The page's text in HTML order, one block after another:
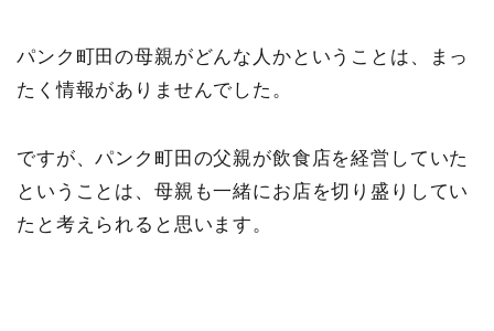
パンク町田の母親がどんな人かということは、まっ
たく情報がありませんでした。
ですが、パンク町田の父親が飲食店を経営していた
ということは、母親も一緒にお店を切り盛りしてい
たと考えられると思います。